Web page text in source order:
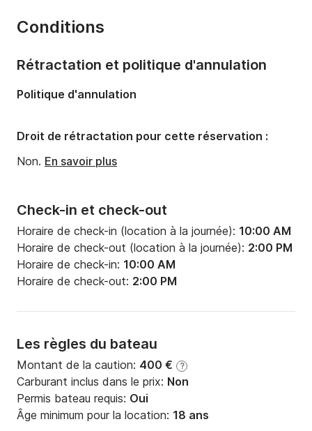
Capacité à bord:
Conditions
Check-in et check-out
Horaire de check-in (location à la journée): 10:00 AM
Horaire de check-out (location à la journée): 2:00 PM
Horaire de check-in: 10:00 AM
Horaire de check-out: 2:00 PM
Les règles du bateau
Montant de la caution: 400 € ?
Carburant inclus dans le prix: Non
Permis bateau requis: Oui
Âge minimum pour la location: 18 ans
Rétractation et politique d'annulation
Politique d'annulation
Droit de rétractation pour cette réservation :
Non. En savoir plus